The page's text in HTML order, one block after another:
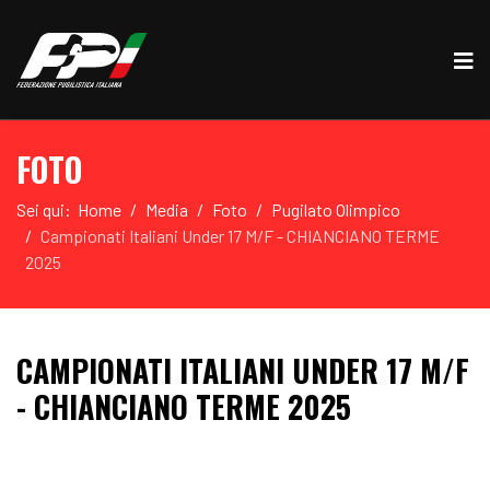
FOTO
Sei qui: Home Media Foto
Pugilato Olimpico
Campionati Italiani Under 17 M/F - CHIANCIANO TERME
2025
CAMPIONATI ITALIANI UNDER 17 M/F
- CHIANCIANO TERME 2025